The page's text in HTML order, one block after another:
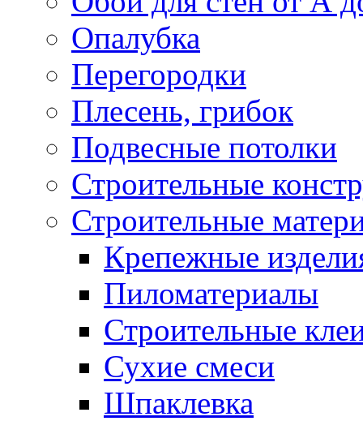
Опалубка
Перегородки
Плесень, грибок
Подвесные потолки
Строительные
Строительные
Крепежные
Пиломатериалы
Строительные
Сухие смеси
Шпаклевка